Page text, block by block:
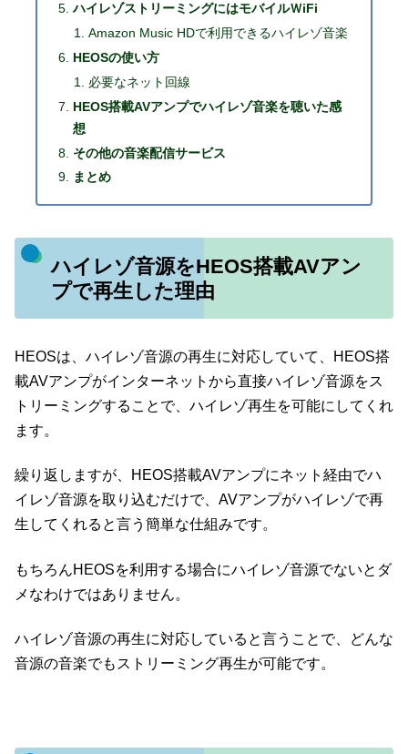
ハイレゾストリーミングにはモバイルＷiFi
Amazon Music HDで利用できるハイレゾ音楽
HEOSの使い方
必要なネット回線
HEOS搭載AVアンプでハイレゾ音楽を聴いた感
想
その他の音楽配信サービス
まとめ
ハイレゾ音源をHEOS搭載AVアン
プで再生した理由
HEOSは、ハイレゾ音源の再生に対応していて、HEOS搭
載AVアンプがインターネットから直接ハイレゾ音源をス
トリーミングすることで、ハイレゾ再生を可能にしてくれ
ます。
繰り返しますが、HEOS搭載AVアンプにネット経由でハ
イレゾ音源を取り込むだけで、AVアンプがハイレゾで再
生してくれると言う簡単な仕組みです。
もちろんHEOSを利用する場合にハイレゾ音源でないとダ
メなわけではありません。
ハイレゾ音源の再生に対応していると言うことで、どんな
音源の音楽でもストリーミング再生が可能です。